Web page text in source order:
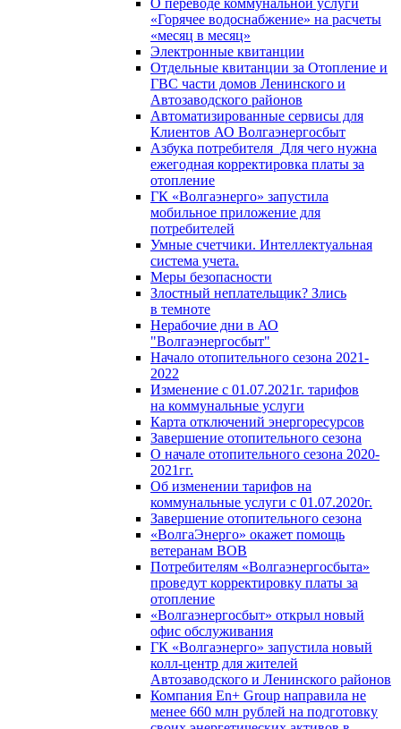
О переводе коммунальной услуги
«Горячее водоснабжение» на расчеты
«месяц в месяц»
Электронные квитанции
Отдельные квитанции за Отопление и
ГВС части домов Ленинского и
Автозаводского районов
Автоматизированные сервисы для
Клиентов АО Волгаэнергосбыт
Азбука потребителя_Для чего нужна
ежегодная корректировка платы за
отопление
ГК «Волгаэнерго» запустила
мобильное приложение для
потребителей
Умные счетчики. Интеллектуальная
система учета.
Меры безопасности
Злостный неплательщик? Злись
в темноте
Нерабочие дни в АО
"Волгаэнергосбыт"
Начало отопительного сезона 2021-
2022
Изменение с 01.07.2021г. тарифов
на коммунальные услуги
Карта отключений энергоресурсов
Завершение отопительного сезона
О начале отопительного сезона 2020-
2021гг.
Об изменении тарифов на
коммунальные услуги с 01.07.2020г.
Завершение отопительного сезона
«ВолгаЭнерго» окажет помощь
ветеранам ВОВ
Потребителям «Волгаэнергосбыта»
проведут корректировку платы за
отопление
«Волгаэнергосбыт» открыл новый
офис обслуживания
ГК «Волгаэнерго» запустила новый
колл-центр для жителей
Автозаводского и Ленинского районов
Компания En+ Group направила не
менее 660 млн рублей на подготовку